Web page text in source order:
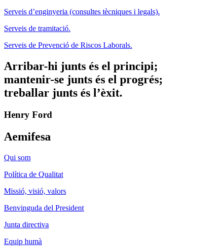
Serveis d’enginyeria (consultes tècniques i legals).
Serveis de tramitació.
Serveis de Prevenció de Riscos Laborals.
Arribar-hi junts és el principi;
mantenir-se junts és el progrés;
treballar junts és l’èxit.
Henry Ford
Aemifesa
Qui som
Política de Qualitat
Missió, visió, valors
Benvinguda del President
Junta directiva
Equip humà